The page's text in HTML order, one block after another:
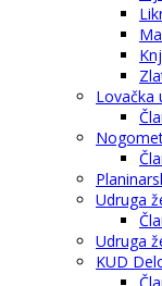
Lovačka
Udruga
Udruga
KUD